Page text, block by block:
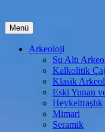
Menü İçeriğe
atla
Arkeoloji
Su Altı
Kalkolitik
Klasik
Eski Yunan
Heykeltraşlık
Mimari
Seramik